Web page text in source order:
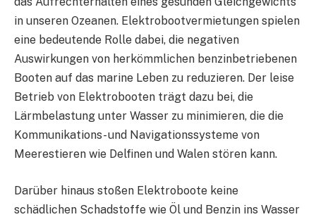
in unseren Ozeanen. Elektrobootvermietungen spielen
eine bedeutende Rolle dabei, die negativen
Auswirkungen von herkömmlichen benzinbetriebenen
Booten auf das marine Leben zu reduzieren. Der leise
Betrieb von Elektrobooten trägt dazu bei, die
Lärmbelastung unter Wasser zu minimieren, die die
Kommunikations- und Navigationssysteme von
Meerestieren wie Delfinen und Walen stören kann.
Darüber hinaus stoßen Elektroboote keine
schädlichen Schadstoffe wie Öl und Benzin ins Wasser